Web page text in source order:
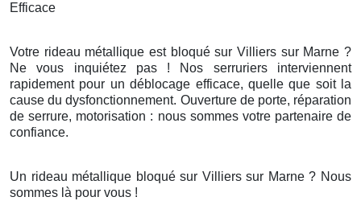
Efficace
Votre rideau métallique est bloqué sur Villiers sur Marne ?
Ne vous inquiétez pas ! Nos serruriers interviennent
rapidement pour un déblocage efficace, quelle que soit la
cause du dysfonctionnement. Ouverture de porte, réparation
de serrure, motorisation : nous sommes votre partenaire de
confiance.
Un rideau métallique bloqué sur Villiers sur Marne ? Nous
sommes là pour vous !